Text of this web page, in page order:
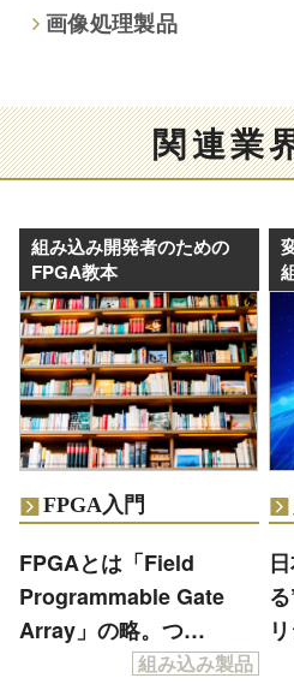
画像処理製品
関連業
組み込み開発者のための
FPGA教本
FPGA入門
FPGAとは「Field
Programmable Gate
Array」の略。つ…
組み込み製品